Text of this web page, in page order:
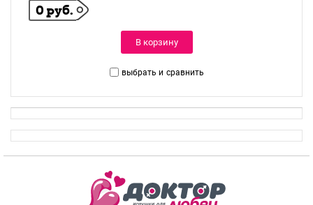
0 руб.
В корзину
выбрать и сравнить